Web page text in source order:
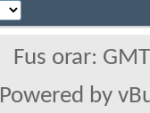
Fus orar:
Powered by